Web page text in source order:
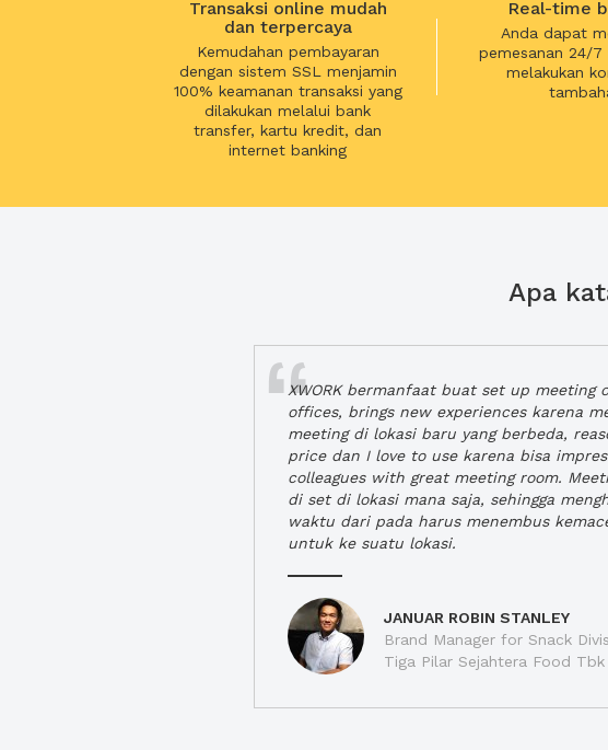
Transaksi online mudah
dan terpercaya
Kemudahan pembayaran
dengan sistem SSL menjamin
100% keamanan transaksi yang
dilakukan melalui bank
transfer, kartu kredit, dan
internet banking
Real-time
Anda dapat
pemesanan 24/
melakukan
Apa
XWORK bermanfaat buat set up meeting
offices, brings new experiences karena
meeting di lokasi baru yang berbeda,
price dan I love to use karena bisa
colleagues with great meeting room.
di set di lokasi mana saja, sehingga
waktu dari pada harus menembus
untuk ke suatu lokasi.
JANUAR ROBIN STANLEY
Brand Manager for Snack
Tiga Pilar Sejahtera Food Tbk